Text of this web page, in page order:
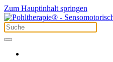
Zum Hauptinhalt springen